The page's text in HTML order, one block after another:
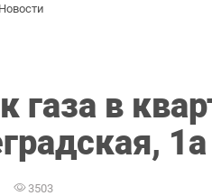
Новости
газа в
1а
3503